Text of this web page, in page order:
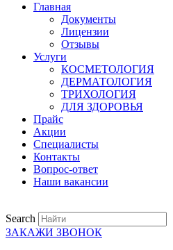
Главная
Документы
Лицензии
Отзывы
Услуги
КОСМЕТОЛОГИЯ
ДЕРМАТОЛОГИЯ
ТРИХОЛОГИЯ
ДЛЯ ЗДОРОВЬЯ
Прайс
Акции
Специалисты
Контакты
Вопрос-ответ
Наши вакансии
Search
ЗАКАЖИ ЗВОНОК